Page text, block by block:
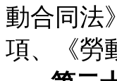
動合同法
項、《勞